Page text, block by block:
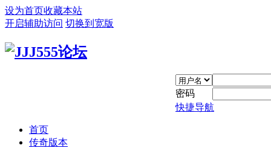
设为首页收藏本站
开启辅助访问 切换到宽版
密码
快捷导航
首页
传奇版本